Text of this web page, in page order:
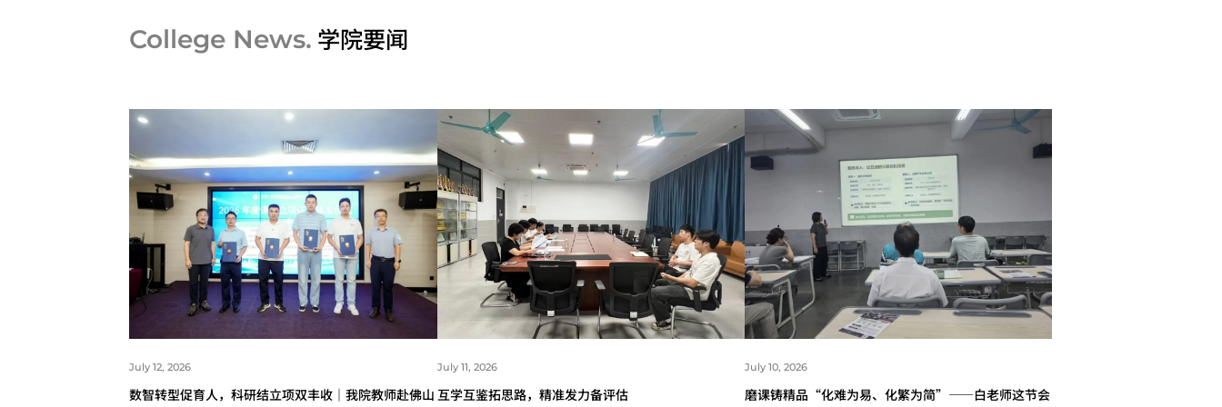
College News. 学院要闻
July 12, 2026
数智转型促育人，科研结立项双丰收｜我院教师赴佛山
July 11, 2026
互学互鉴拓思路，精准发力备评估
July 10, 2026
磨课铸精品“化难为易、化繁为简”——白老师这节会